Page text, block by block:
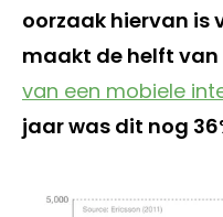
oorzaak hiervan is
maakt de helft van
van een mobiele
jaar was dit nog